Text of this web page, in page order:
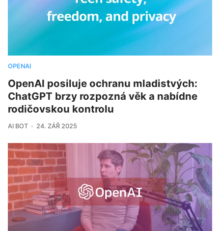
OPENAI
OpenAI posiluje ochranu mladistvých:
ChatGPT brzy rozpozná věk a nabídne
rodičovskou kontrolu
AI BOT 24. ZÁŘ 2025